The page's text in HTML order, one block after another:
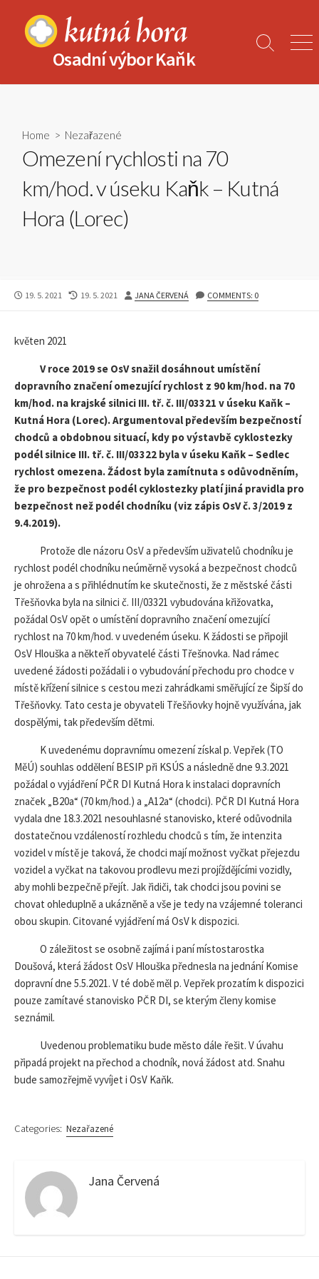
content
Osadní výbor Kaňk
Search
Home > Nezařazené
Omezení rychlosti na 70
km/hod. v úseku Kaňk – Kutná
Hora (Lorec)
PUBLISHED
19. 5. 2021
LAST
19. 5. 2021 AUTHOR
JANA ČERVENÁ COMMENTS: 0
květen 2021
V roce 2019 se OsV snažil dosáhnout umístění
dopravního značení omezující rychlost z 90 km/hod. na 70
km/hod. na krajské silnici III. tř. č. III/03321 v úseku Kaňk –
Kutná Hora (Lorec). Argumentoval především bezpečností
chodců a obdobnou situací, kdy po výstavbě cyklostezky
podél silnice III. tř. č. III/03322 byla v úseku Kaňk – Sedlec
rychlost omezena. Žádost byla zamítnuta s odůvodněním,
že pro bezpečnost podél cyklostezky platí jiná pravidla pro
bezpečnost než podél chodníku (viz zápis OsV č. 3/2019 z
9.4.2019).
Protože dle názoru OsV a především uživatelů chodníku je
rychlost podél chodníku neúměrně vysoká a bezpečnost chodců
je ohrožena a s přihlédnutím ke skutečnosti, že z městské části
Třešňovka byla na silnici č. III/03321 vybudována křižovatka,
požádal OsV opět o umístění dopravního značení omezující
rychlost na 70 km/hod. v uvedeném úseku. K žádosti se připojil
OsV Hlouška a někteří obyvatelé části Třešnovka. Nad rámec
uvedené žádosti požádali i o vybudování přechodu pro chodce v
místě křížení silnice s cestou mezi zahrádkami směřující ze Šipší do
Třešňovky. Tato cesta je obyvateli Třešňovky hojně využívána, jak
dospělými, tak především dětmi.
K uvedenému dopravnímu omezení získal p. Vepřek (TO
MěÚ) souhlas oddělení BESIP při KSÚS a následně dne 9.3.2021
požádal o vyjádření PČR DI Kutná Hora k instalaci dopravních
značek „B20a“ (70 km/hod.) a „A12a“ (chodci). PČR DI Kutná Hora
vydala dne 18.3.2021 nesouhlasné stanovisko, které odůvodnila
dostatečnou vzdáleností rozhledu chodců s tím, že intenzita
vozidel v místě je taková, že chodci mají možnost vyčkat přejezdu
vozidel a vyčkat na takovou prodlevu mezi projíždějícími vozidly,
aby mohli bezpečně přejít. Jak řidiči, tak chodci jsou povini se
chovat ohleduplně a ukázněně a vše je tedy na vzájemné toleranci
obou skupin. Citované vyjádření má OsV k dispozici.
O záležitost se osobně zajímá i paní místostarostka
Doušová, která žádost OsV Hlouška přednesla na jednání Komise
dopravní dne 5.5.2021. V té době měl p. Vepřek prozatím k dispozici
pouze zamítavé stanovisko PČR DI, se kterým členy komise
seznámil.
Uvedenou problematiku bude město dále řešit. V úvahu
připadá projekt na přechod a chodník, nová žádost atd. Snahu
bude samozřejmě vyvíjet i OsV Kaňk.
Categories: Nezařazené
Jana Červená